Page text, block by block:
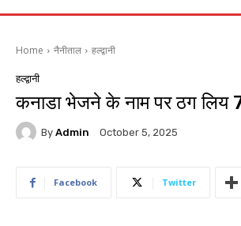
Home नैनीताल हल्द्वानी
हल्द्वानी
कनाडा भेजने के नाम पर ठग लिय
By Admin October 5, 2025
Facebook Twitter